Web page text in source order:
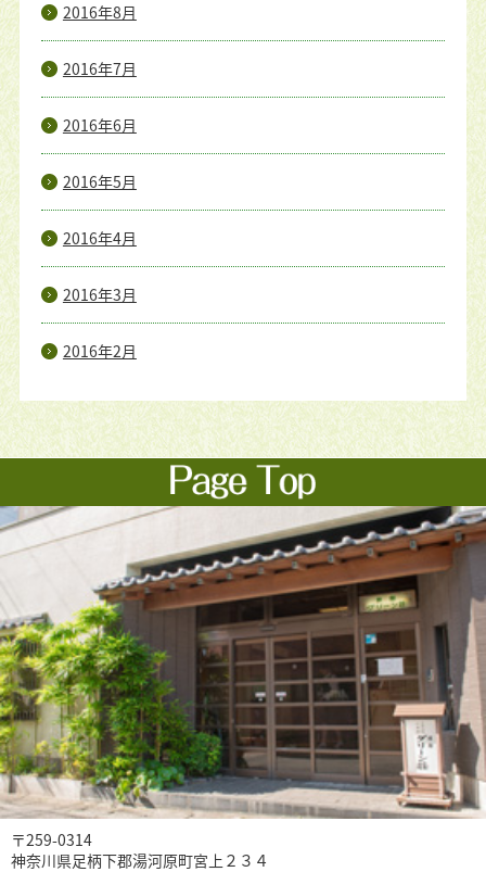
2016年8月
2016年7月
2016年6月
2016年5月
2016年4月
2016年3月
2016年2月
〒259-0314
神奈川県足柄下郡湯河原町宮上２３４